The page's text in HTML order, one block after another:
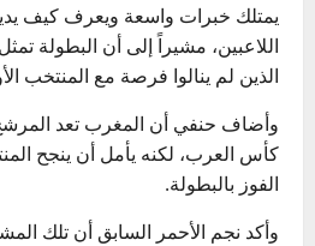
يمتلك خبرات واسعة ويعرف كيف
اللاعبين، مشيراً إلى أن البطولة
الذين لم ينالوا فرصة مع المنتخب
وأضاف حنفي أن المغرب تعد
كأس العرب، لكنه يأمل أن ينجح
الفوز بالبطولة.
وأكد نجم الأحمر السابق أن تلك